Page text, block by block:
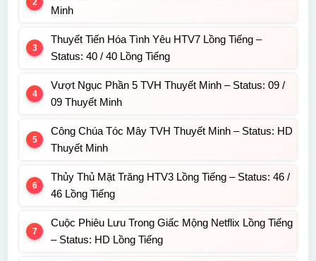
Minh
Thuyết Tiến Hóa Tình Yêu HTV7 Lồng Tiếng –
Status: 40 / 40 Lồng Tiếng
Vượt Ngục Phần 5 TVH Thuyết Minh – Status: 09 /
09 Thuyết Minh
Công Chúa Tóc Mây TVH Thuyết Minh – Status: HD
Thuyết Minh
Thủy Thủ Mặt Trăng HTV3 Lồng Tiếng – Status: 46 /
46 Lồng Tiếng
Cuộc Phiêu Lưu Trong Giấc Mộng Netflix Lồng Tiếng
– Status: HD Lồng Tiếng